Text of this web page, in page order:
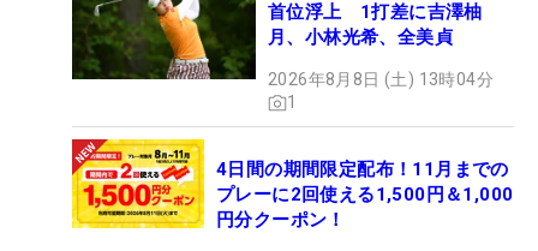
首位浮上 1打差に吉澤柚
月、小林光希、全美貞
2026年8月8日 (土) 13時04分
1
4日間の期間限定配布！11月までの
プレーに2回使える1,500円＆1,000
円分クーポン！